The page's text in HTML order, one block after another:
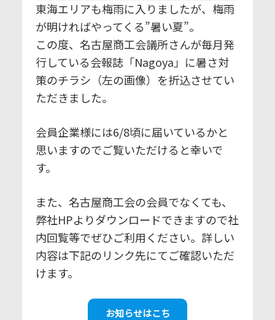
東海エリアも梅雨に入りましたが、梅雨
が明ければやってくる”暑い夏”。
この度、名古屋商工会議所さんが毎月発
行している会報誌「Nagoya」に暑さ対
策のチラシ（左の画像）を折込させてい
ただきました。
会員企業様には6/8頃に届いているかと
思いますのでご覧いただけると幸いで
す。
また、名古屋商工会の会員でなくても、
弊社HPよりダウンロードできますので社
内回覧等でぜひご利用ください。詳しい
内容は下記のリンク先にてご確認いただ
けます。
お知らせはこち